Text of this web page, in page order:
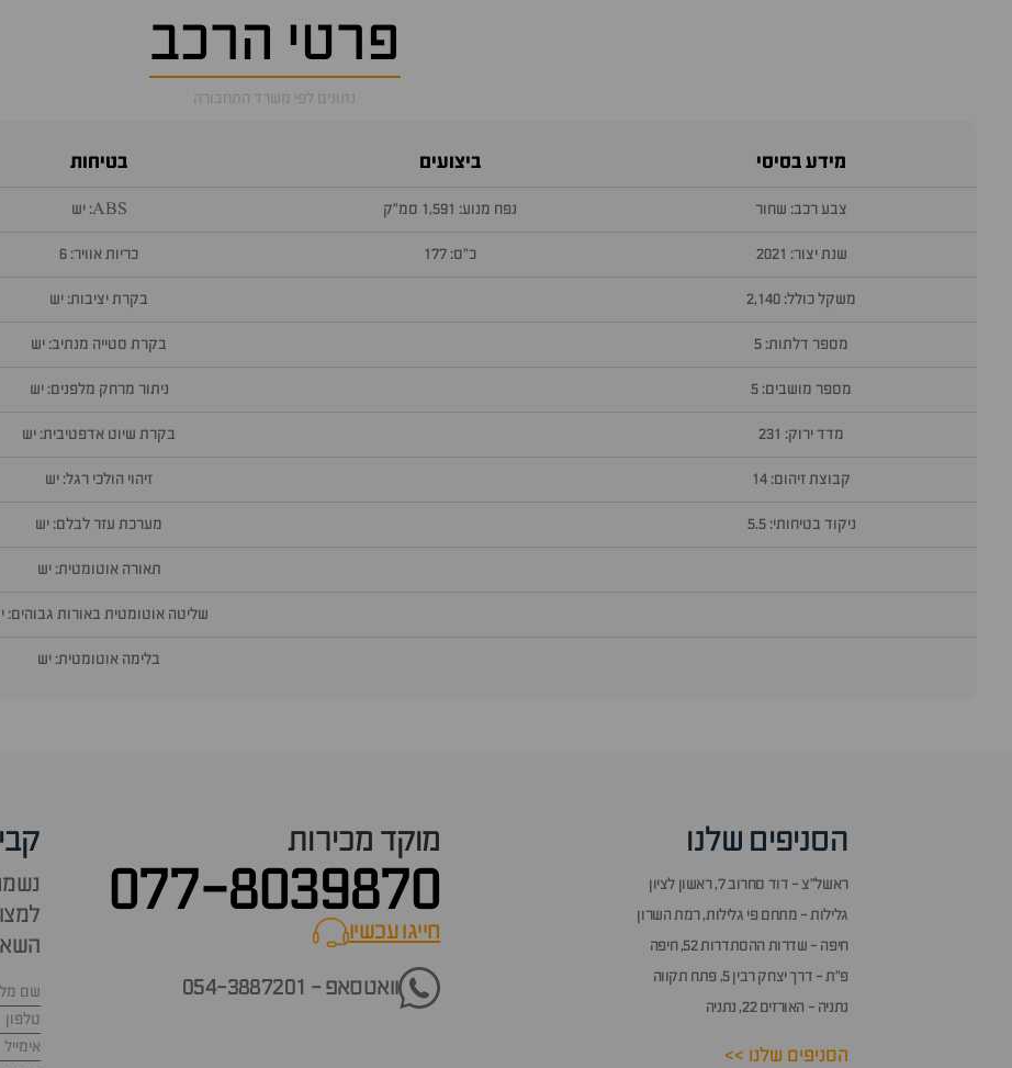
פרטי הרכב
נתונים לפי משרד התחבורה
מידע בסיסי
צבע רכב: שחור
שנת יצור: 2021
משקל כולל: 2,140
מספר דלתות: 5
מספר מושבים: 5
מדד ירוק: 231
קבוצת זיהום: 14
ניקוד בטיחותי: 5.5
ביצועים
נפח מנוע: 1,591 סמ״ק
כ״ס: 177
בטיחות
ABS: יש
כריות אוויר: 6
בקרת יציבות: יש
בקרת סטייה מנתיב: יש
ניתור מרחק מלפנים: יש
בקרת שיוט אדפטיבית: יש
זיהוי הולכי רגל: יש
מערכת עזר לבלם: יש
תאורה אוטומטית: יש
שליטה אוטומטית באורות גבוהים:
בלימה אוטומטית: יש
הסניפים שלנו
ראשל״צ - דוד סחרוב 7, ראשון לציון
גלילות - מתחם פי גלילות, רמת השרון
חיפה - שדרות ההסתדרות 52, חיפה
פ״ת - דרך יצחק רבין 5, פתח תקווה
נתניה - האורזים 22, נתניה
הסניפים שלנו >>
מוקד מכירות
077-8039870
חייגו עכשיוcall now
וואטסאפ - 054-3887201